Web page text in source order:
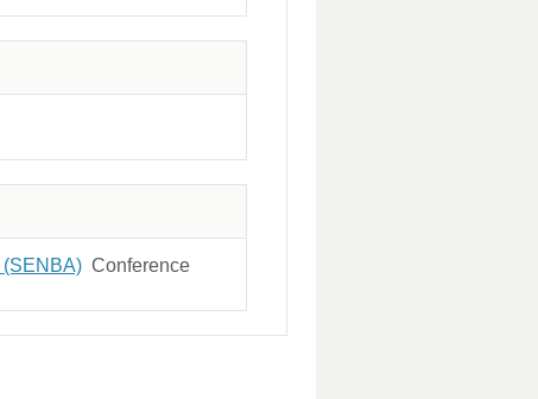
(SENBA) Conference